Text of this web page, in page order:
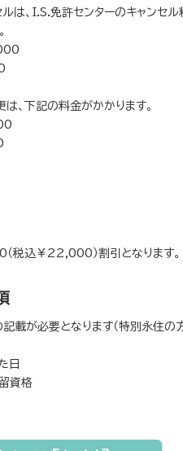
は、I.S.免許センターのキャンセル
、下記の料金がかかります。
税込￥22,000）割引となります。
載が必要となります（特別永住の
日
資格